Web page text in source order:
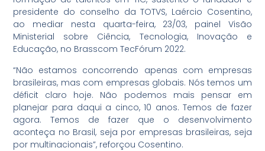
presidente do conselho da TOTVS, Laércio Cosentino,
ao mediar nesta quarta-feira, 23/03, painel Visão
Ministerial sobre Ciência, Tecnologia, Inovação e
Educação, no Brasscom TecFórum 2022.
“Não estamos concorrendo apenas com empresas
brasileiras, mas com empresas globais. Nós temos um
déficit claro hoje. Não podemos mais pensar em
planejar para daqui a cinco, 10 anos. Temos de fazer
agora. Temos de fazer que o desenvolvimento
aconteça no Brasil, seja por empresas brasileiras, seja
por multinacionais”, reforçou Cosentino.